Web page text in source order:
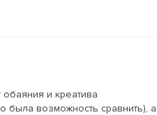
и креатива
была возможность сравнить), а